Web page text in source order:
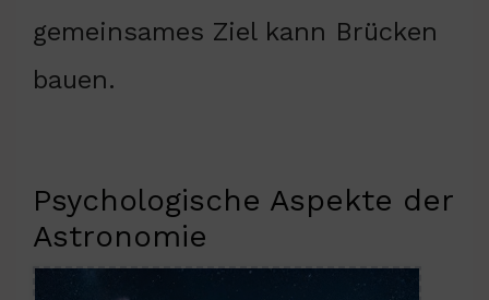
gemeinsames Ziel kann Brücken
bauen.
Psychologische Aspekte der
Astronomie